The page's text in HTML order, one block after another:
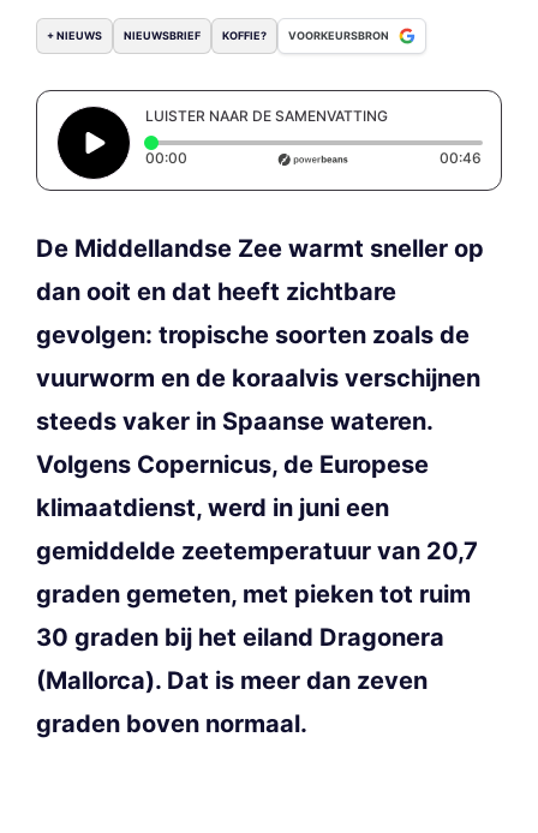
+ NIEUWS NIEUWSBRIEF KOFFIE? VOORKEURSBRON
LUISTER NAAR DE SAMENVATTING
00:00 Elapsed time: 0 seconds 00:46
De Middellandse Zee warmt sneller op
dan ooit en dat heeft zichtbare
gevolgen: tropische soorten zoals de
vuurworm en de koraalvis verschijnen
steeds vaker in Spaanse wateren.
Volgens Copernicus, de Europese
klimaatdienst, werd in juni een
gemiddelde zeetemperatuur van 20,7
graden gemeten, met pieken tot ruim
30 graden bij het eiland Dragonera
(Mallorca). Dat is meer dan zeven
graden boven normaal.